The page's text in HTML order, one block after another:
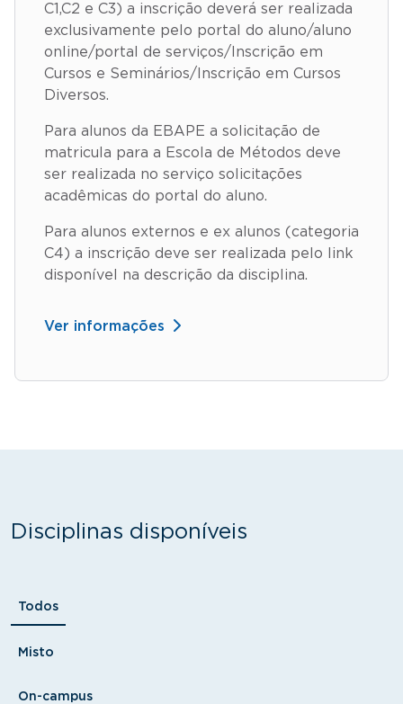
C1,C2 e C3) a inscrição deverá ser realizada
exclusivamente pelo portal do aluno/aluno
online/portal de serviços/Inscrição em
Cursos e Seminários/Inscrição em Cursos
Diversos.
Para alunos da EBAPE a solicitação de
matricula para a Escola de Métodos deve
ser realizada no serviço solicitações
acadêmicas do portal do aluno.
Para alunos externos e ex alunos (categoria
C4) a inscrição deve ser realizada pelo link
disponível na descrição da disciplina.
Ver informações
Disciplinas disponíveis
Formato
Todos
Misto
On-campus